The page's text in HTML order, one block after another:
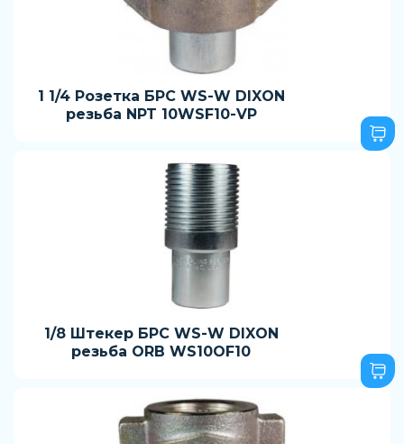
1 1/4 Розетка БРС WS-W DIXON
резьба NPT 10WSF10-VP
1/8 Штекер БРС WS-W DIXON
резьба ORB WS10OF10